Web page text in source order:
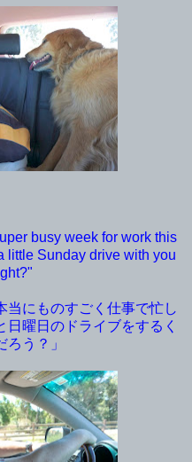
busy week for work this
little Sunday drive with you
当にものすごく仕事で忙し
曜日のドライブをするく
ろう？」